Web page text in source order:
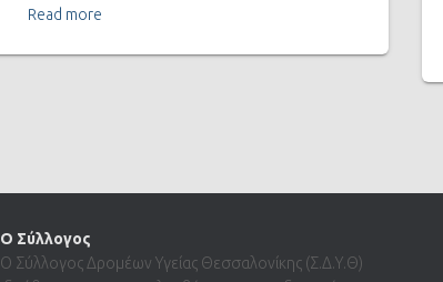
Read more
Ο Σύλλογος
Ο Σύλλογος Δρομέων Υγείας Θεσσαλονίκης (Σ.Δ.Υ.Θ)